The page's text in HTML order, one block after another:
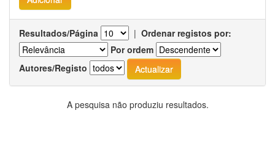
Resultados/Página | Ordenar registos por:
Por ordem
Autores/Registo
A pesquisa não produziu resultados.